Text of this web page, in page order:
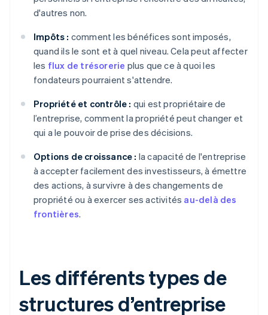
d'autres non.
Impôts : comment les bénéfices sont imposés,
quand ils le sont et à quel niveau. Cela peut affecter
les flux de trésorerie plus que ce à quoi les
fondateurs pourraient s'attendre.
Propriété et contrôle : qui est propriétaire de
l’entreprise, comment la propriété peut changer et
qui a le pouvoir de prise des décisions.
Options de croissance : la capacité de l'entreprise
à accepter facilement des investisseurs, à émettre
des actions, à survivre à des changements de
propriété ou à exercer ses activités au-delà des
frontières.
Les différents types de
structures d’entreprise